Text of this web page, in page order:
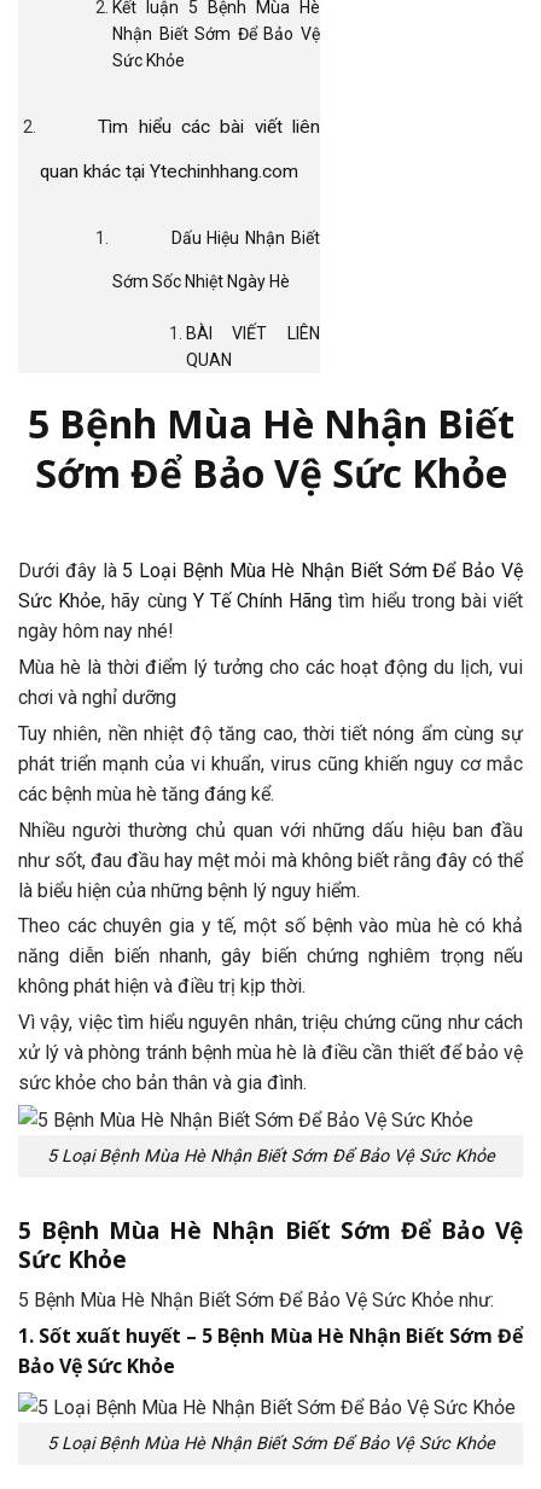
Kết luận 5 Bệnh Mùa Hè
Nhận Biết Sớm Để Bảo Vệ
Sức Khỏe
Tìm hiểu các bài viết liên
quan khác tại Ytechinhhang.com
Dấu Hiệu Nhận Biết
Sớm Sốc Nhiệt Ngày Hè
BÀI VIẾT LIÊN
QUAN
5 Bệnh Mùa Hè Nhận Biết
Sớm Để Bảo Vệ Sức Khỏe
Dưới đây là 5 Loại Bệnh Mùa Hè Nhận Biết Sớm Để Bảo Vệ
Sức Khỏe, hãy cùng Y Tế Chính Hãng tìm hiểu trong bài viết
ngày hôm nay nhé!
Mùa hè là thời điểm lý tưởng cho các hoạt động du lịch, vui
chơi và nghỉ dưỡng
Tuy nhiên, nền nhiệt độ tăng cao, thời tiết nóng ẩm cùng sự
phát triển mạnh của vi khuẩn, virus cũng khiến nguy cơ mắc
các bệnh mùa hè tăng đáng kể.
Nhiều người thường chủ quan với những dấu hiệu ban đầu
như sốt, đau đầu hay mệt mỏi mà không biết rằng đây có thể
là biểu hiện của những bệnh lý nguy hiểm.
Theo các chuyên gia y tế, một số bệnh vào mùa hè có khả
năng diễn biến nhanh, gây biến chứng nghiêm trọng nếu
không phát hiện và điều trị kịp thời.
Vì vậy, việc tìm hiểu nguyên nhân, triệu chứng cũng như cách
xử lý và phòng tránh bệnh mùa hè là điều cần thiết để bảo vệ
sức khỏe cho bản thân và gia đình.
5 Loại Bệnh Mùa Hè Nhận Biết Sớm Để Bảo Vệ Sức Khỏe
5 Bệnh Mùa Hè Nhận Biết Sớm Để Bảo Vệ
Sức Khỏe
5 Bệnh Mùa Hè Nhận Biết Sớm Để Bảo Vệ Sức Khỏe như:
1. Sốt xuất huyết – 5 Bệnh Mùa Hè Nhận Biết Sớm Để
Bảo Vệ Sức Khỏe
5 Loại Bệnh Mùa Hè Nhận Biết Sớm Để Bảo Vệ Sức Khỏe